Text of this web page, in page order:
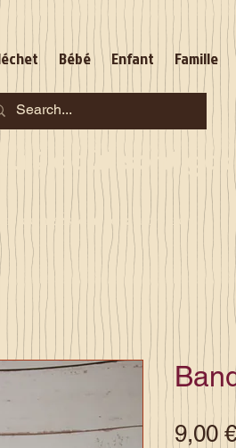
Bébé Enfant Famille
2 août sont
congés du 10 au 23 août
9,00 €